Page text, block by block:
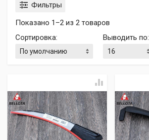
Фильтры
Показано 1–2 из 2 товаров
Сортировка: Выводить по: